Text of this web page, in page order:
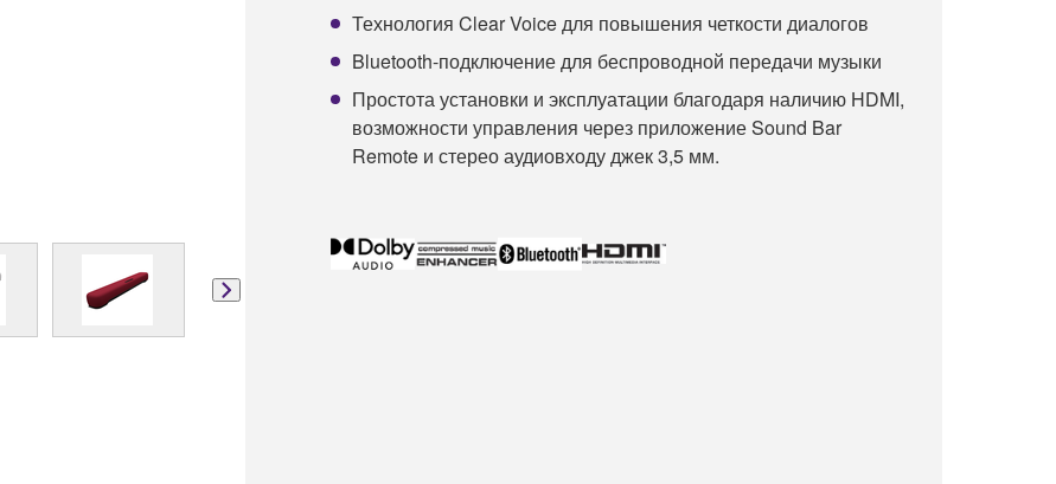
Технология Clear Voice для повышения четкости диалогов
Bluetooth-подключение для беспроводной передачи музыки
Простота установки и эксплуатации благодаря наличию HDMI,
возможности управления через приложение Sound Bar
Remote и стерео аудиовходу джек 3,5 мм.